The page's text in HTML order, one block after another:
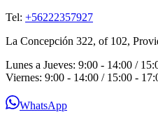
Tel: +56222357927
La Concepción 322, of 102,
Lunes a Jueves: 9:00 - 14:00 /
Viernes: 9:00 - 14:00 / 15:00 -
WhatsApp